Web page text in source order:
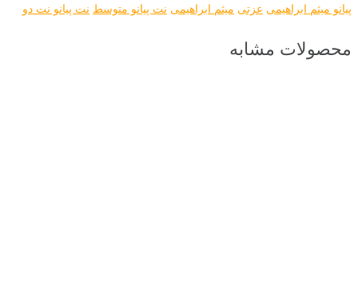
پیانو میثم ابراهیمی عزتی میثم ابراهیمی نت پیانو متوسط نت پیانو نت دو
محصولات مشابه